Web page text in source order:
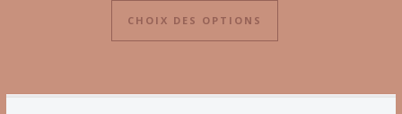
CHOIX DES OPTIONS